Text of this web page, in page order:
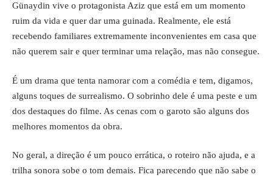
Günaydin vive o protagonista Aziz que está em um momento
ruim da vida e quer dar uma guinada. Realmente, ele está
recebendo familiares extremamente inconvenientes em casa que
não querem sair e quer terminar uma relação, mas não consegue.
É um drama que tenta namorar com a comédia e tem, digamos,
alguns toques de surrealismo. O sobrinho dele é uma peste e um
dos destaques do filme. As cenas com o garoto são alguns dos
melhores momentos da obra.
No geral, a direção é um pouco errática, o roteiro não ajuda, e a
trilha sonora sobe o tom demais. Fica parecendo que não sabe o